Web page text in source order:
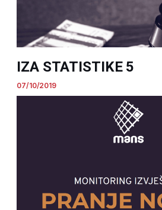
IZA STATISTIKE 5
07/10/2019